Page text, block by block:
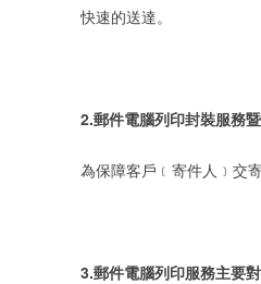
快速的送達。
2.郵件電腦列印封裝服務
為保障客戶﹝寄件人﹞交
3.郵件電腦列印服務主要